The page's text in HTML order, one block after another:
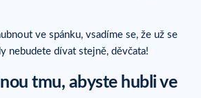
ve spánku, vsadíme se, že už se
nebudete dívat stejně, děvčata!
tmu, abyste hubli ve